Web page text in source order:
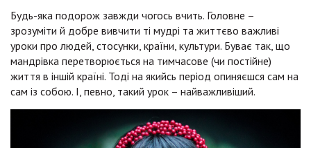
Будь-яка подорож завжди чогось вчить. Головне –
зрозуміти й добре вивчити ті мудрі та життєво важливі
уроки про людей, стосунки, країни, культури. Буває так, що
мандрівка перетворюється на тимчасове (чи постійне)
життя в іншій країні. Тоді на якийсь період опиняєшся сам на
сам із собою. І, певно, такий урок – найважливіший.